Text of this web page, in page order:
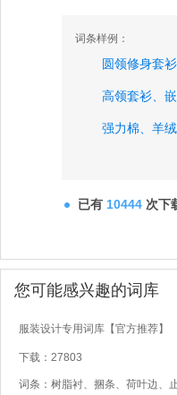
词条样例：
圆领修身套衫
高领套衫、
强力棉、 羊绒
已有 10444 次下
您可能感兴趣的词库
服装设计专用词库【官方推荐】
下载：27803
词条：树脂衬、捆条、荷叶边、